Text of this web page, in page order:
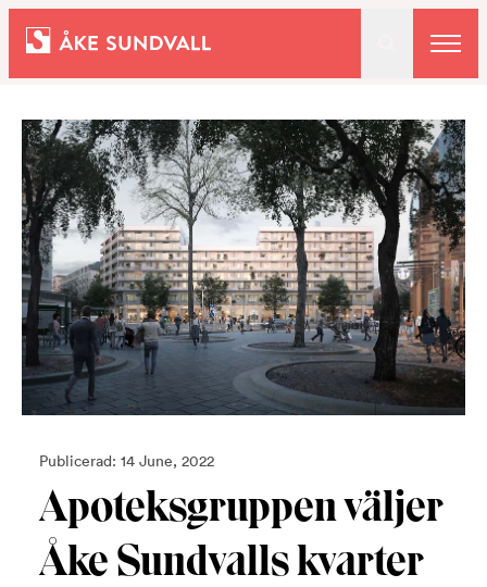
Bostäder
Lokaler och parkering
Entreprenad
Om oss
Kontakt
Publicerad: 14 June, 2022
Apoteksgruppen väljer
Åke Sundvalls kvarter